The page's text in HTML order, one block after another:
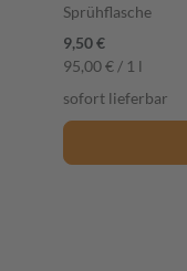
Sprühflasche
9,50 €
95,00 € / 1 l
sofort lieferbar